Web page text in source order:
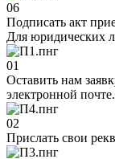
06
Подписать акт
Для юридических
01
Оставить нам
электронной почте.
02
Прислать свои